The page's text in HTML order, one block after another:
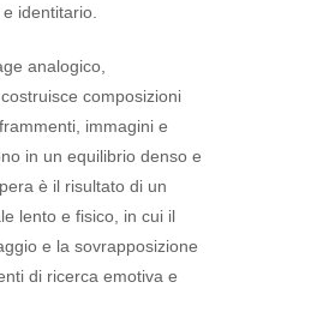
identitario.
analogico,
composizioni
immagini e
in un equilibrio denso e
è il risultato di un
lento e fisico, in cui il
e la sovrapposizione
di ricerca emotiva e